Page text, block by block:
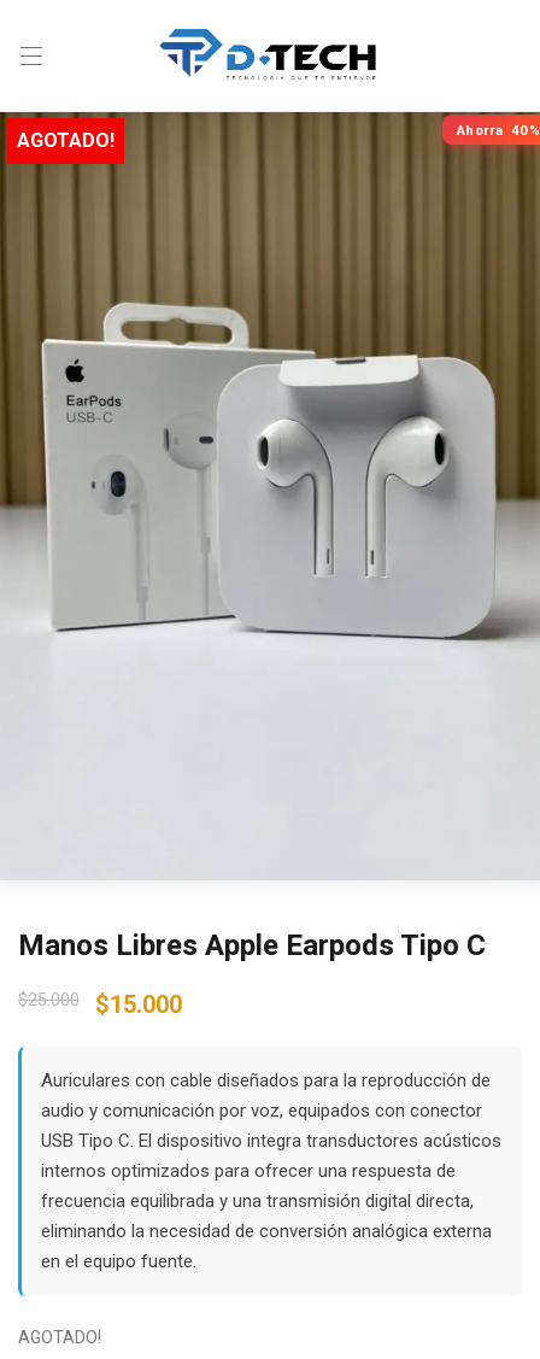
Ahorra 40%
AGOTADO!
Manos Libres Apple Earpods Tipo C
$25.000
Original
$25.000.
$15.000Current
$15.000.
Auriculares con cable diseñados para la reproducción de
audio y comunicación por voz, equipados con conector
USB Tipo C. El dispositivo integra transductores acústicos
internos optimizados para ofrecer una respuesta de
frecuencia equilibrada y una transmisión digital directa,
eliminando la necesidad de conversión analógica externa
en el equipo fuente.
AGOTADO!